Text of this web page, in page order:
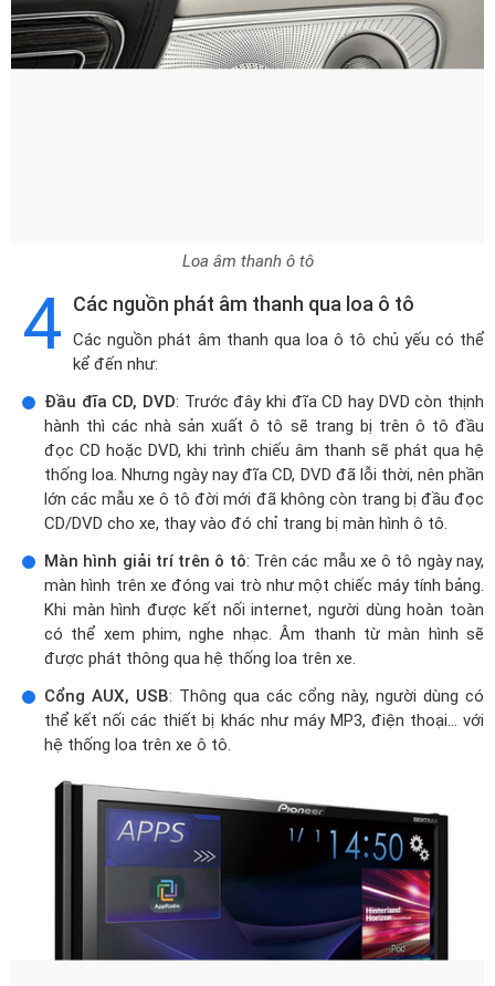
Loa âm thanh ô tô
4 Các nguồn phát âm thanh qua loa ô tô
Các nguồn phát âm thanh qua loa ô tô chủ yếu có thể
kể đến như:
Đầu đĩa CD, DVD: Trước đây khi đĩa CD hay DVD còn thịnh
hành thì các nhà sản xuất ô tô sẽ trang bị trên ô tô đầu
đọc CD hoặc DVD, khi trình chiếu âm thanh sẽ phát qua hệ
thống loa. Nhưng ngày nay đĩa CD, DVD đã lỗi thời, nên phần
lớn các mẫu xe ô tô đời mới đã không còn trang bị đầu đọc
CD/DVD cho xe, thay vào đó chỉ trang bị màn hình ô tô.
Màn hình giải trí trên ô tô: Trên các mẫu xe ô tô ngày nay,
màn hình trên xe đóng vai trò như một chiếc máy tính bảng.
Khi màn hình được kết nối internet, người dùng hoàn toàn
có thể xem phim, nghe nhạc. Âm thanh từ màn hình sẽ
được phát thông qua hệ thống loa trên xe.
Cổng AUX, USB: Thông qua các cổng này, người dùng có
thể kết nối các thiết bị khác như máy MP3, điện thoại… với
hệ thống loa trên xe ô tô.